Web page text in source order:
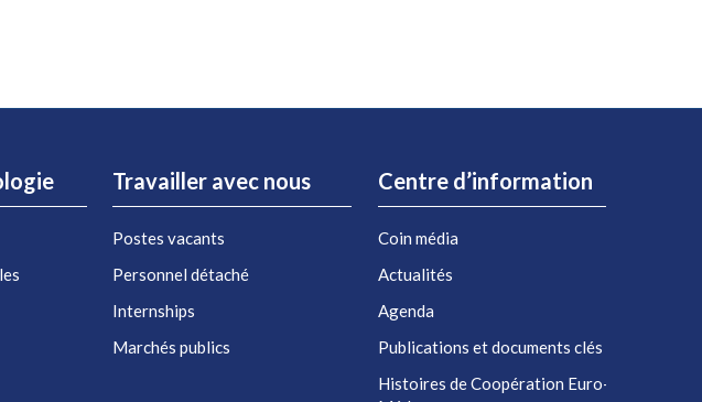
Travailler avec nous
Postes vacants
Personnel détaché
Internships
Marchés publics
Centre d’information
Coin média
Actualités
Agenda
Publications et documents clés
Histoires de Coopération Euro-